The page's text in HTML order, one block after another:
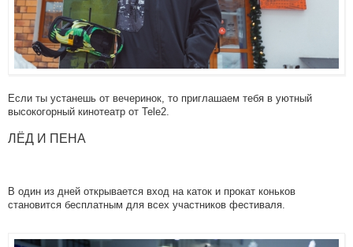
Если ты устанешь от вечеринок, то приглашаем тебя в уютный
высокогорный кинотеатр от Tele2.
ЛЁД И ПЕНА
В один из дней открывается вход на каток и прокат коньков
становится бесплатным для всех участников фестиваля.